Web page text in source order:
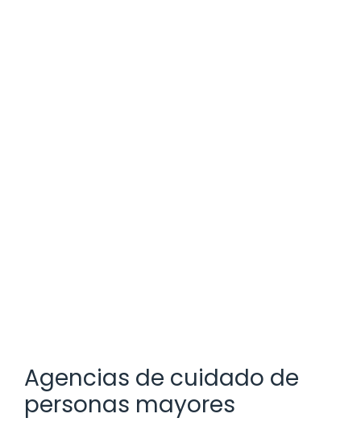
Agencias de cuidado de
personas mayores